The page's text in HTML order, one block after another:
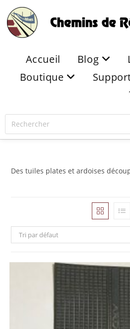
Accueil Blog
Boutique
Des tuiles plates et ardoises
Tri par défaut